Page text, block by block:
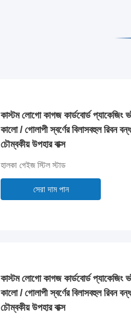
কাস্টম লোগো কাগজ কার্ডবোর্ড প্যাকেজিং
কালো / গোলাপী স্বর্ণের বিলাসবহুল রিবন
চৌম্বকীয় উপহার বাক্স
হালকা গেইজ স্টিল স্টাড
সেরা দাম পান
কাস্টম লোগো কাগজ কার্ডবোর্ড প্যাকেজিং
কালো / গোলাপী স্বর্ণের বিলাসবহুল রিবন
চৌম্বকীয় উপহার বাক্স